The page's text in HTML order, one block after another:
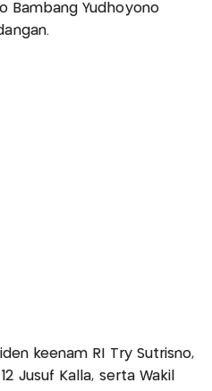
Bambang Yudhoyono
keenam RI Try Sutrisno,
Jusuf Kalla, serta Wakil